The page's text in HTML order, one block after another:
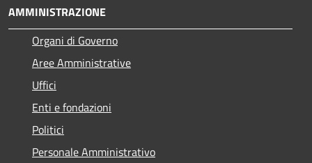
AMMINISTRAZIONE
Organi di Governo
Aree Amministrative
Uffici
Enti e fondazioni
Politici
Personale Amministrativo